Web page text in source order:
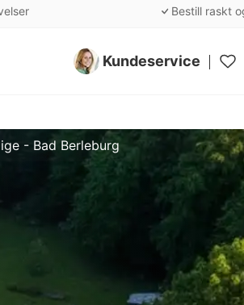
Bestill raskt
Kundeservice
- Bad Berleburg